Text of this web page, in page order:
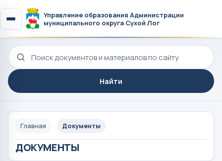
Управление образования Администрации
муниципального округа Сухой Лог
Поиск по сайту
Найти
Главная Документы
ДОКУМЕНТЫ